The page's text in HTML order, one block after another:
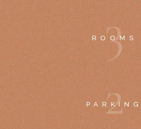
3
ROOMS
2
PARKING